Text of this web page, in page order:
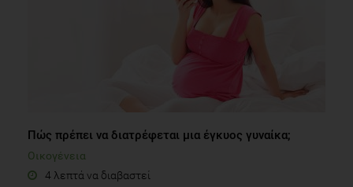
Πώς πρέπει να διατρέφεται μια έγκυος γυναίκα;
Οικογένεια
4 λεπτά να διαβαστεί